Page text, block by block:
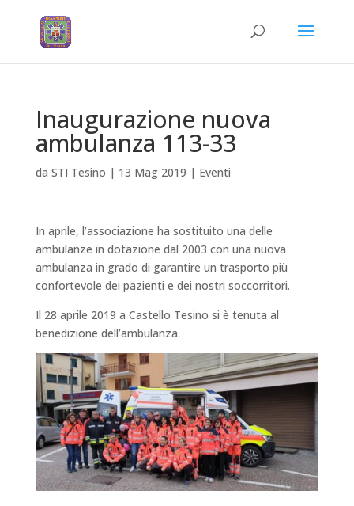
Inaugurazione nuova
ambulanza 113-33
da STI Tesino | 13 Mag 2019 | Eventi
In aprile, l’associazione ha sostituito una delle
ambulanze in dotazione dal 2003 con una nuova
ambulanza in grado di garantire un trasporto più
confortevole dei pazienti e dei nostri soccorritori.
Il 28 aprile 2019 a Castello Tesino si è tenuta al
benedizione dell’ambulanza.